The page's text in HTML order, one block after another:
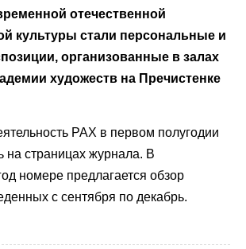
отечественной
культуры стали персональные и
организованные в залах
художеств на Пречистенке
РАХ в первом полугодии
на страницах журнала. В
номере предлагается обзор
с сентября по декабрь.